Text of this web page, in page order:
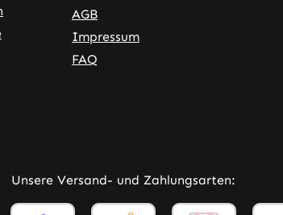
AGB
Impressum
FAQ
Unsere Versand- und Zahlungsarten: